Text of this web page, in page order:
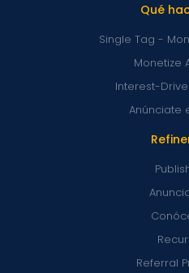
Referral
Qué
Single Tag -
Monetize
Interest-
Anúnciate